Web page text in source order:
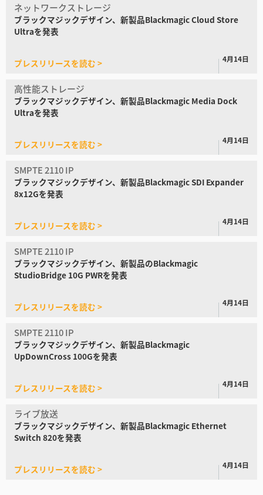
ネットワークストレージ
ブラックマジックデザイン、新製品Blackmagic Cloud Store
Ultraを発表
プレスリリースを読む > 4月14日
高性能ストレージ
ブラックマジックデザイン、 新製品Blackmagic Media Dock
Ultraを発表
プレスリリースを読む > 4月14日
SMPTE 2110 IP
ブラックマジックデザイン、 新製品Blackmagic SDI Expander
8x12Gを発表
プレスリリースを読む > 4月14日
SMPTE 2110 IP
ブラックマジックデザイン、 新製品のBlackmagic
StudioBridge 10G PWRを発表
プレスリリースを読む > 4月14日
SMPTE 2110 IP
ブラックマジックデザイン、 新製品Blackmagic
UpDownCross 100Gを発表
プレスリリースを読む > 4月14日
ライブ放送
ブラックマジックデザイン、 新製品Blackmagic Ethernet
Switch 820を発表
プレスリリースを読む > 4月14日